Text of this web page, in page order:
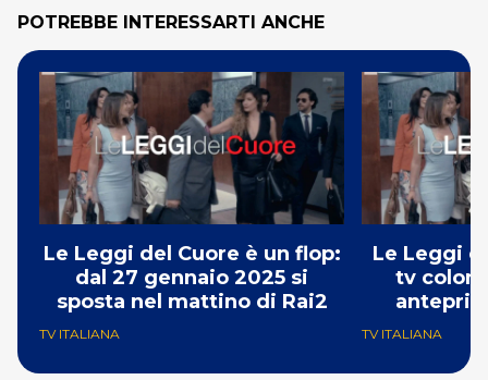
POTREBBE INTERESSARTI ANCHE
Le Leggi del Cuore è un flop:
dal 27 gennaio 2025 si
sposta nel mattino di Rai2
TV ITALIANA
Le Leggi
tv
TV ITALIANA